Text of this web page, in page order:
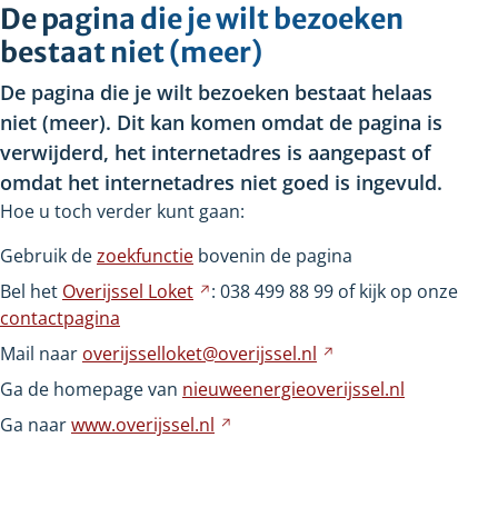
De pagina die je wilt bezoeken
bestaat niet (meer)
De pagina die je wilt bezoeken bestaat helaas
niet (meer). Dit kan komen omdat de pagina is
verwijderd, het internetadres is aangepast of
omdat het internetadres niet goed is ingevuld.
Hoe u toch verder kunt gaan:
Gebruik dezoekfunctie bovenin de pagina
Bel het Overijssel Loket
Verwijst
een
andere
website
: 0384998899 of kijk op onze
contactpagina
Mail naar overijsselloket@overijssel.nl
naar
een
Ga de homepage van nieuweenergieoverijssel.nl
Ga naarwww.overijssel.nl